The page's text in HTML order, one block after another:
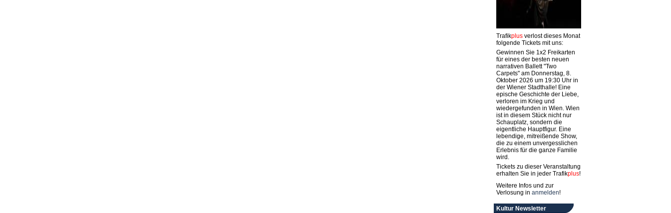
Trafikplusverlost dieses Monat
folgende Tickets mit uns:
Gewinnen Sie 1x2 Freikarten
für eines der besten neuen
narrativen Ballett "Two
Carpets" am Donnerstag, 8.
Oktober 2026 um 19:30 Uhr in
der Wiener Stadthalle! Eine
epische Geschichte der Liebe,
verloren im Krieg und
wiedergefunden in Wien. Wien
ist in diesem Stück nicht nur
Schauplatz, sondern die
eigentliche Hauptfigur. Eine
lebendige, mitreißende Show,
die zu einem unvergesslichen
Erlebnis für die ganze Familie
wird.
Tickets zu dieser Veranstaltung
erhalten Sie in jeder Trafikplus!
Weitere Infos und zur
Verlosung in anmelden!
Kultur Newsletter